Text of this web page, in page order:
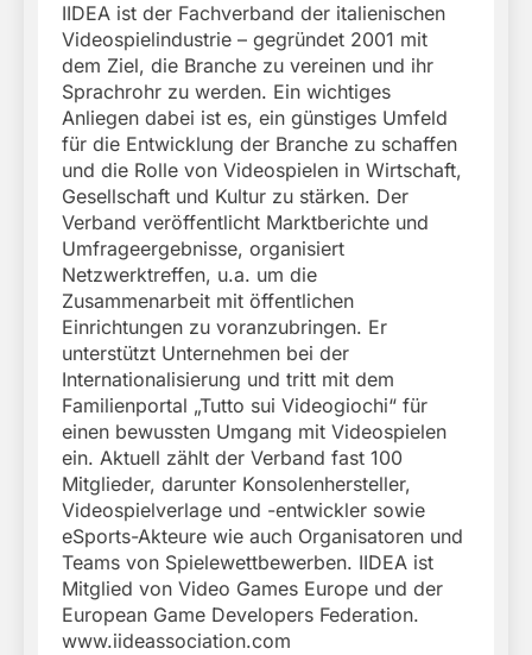
IIDEA ist der Fachverband der italienischen
Videospielindustrie – gegründet 2001 mit
dem Ziel, die Branche zu vereinen und ihr
Sprachrohr zu werden. Ein wichtiges
Anliegen dabei ist es, ein günstiges Umfeld
für die Entwicklung der Branche zu schaffen
und die Rolle von Videospielen in Wirtschaft,
Gesellschaft und Kultur zu stärken. Der
Verband veröffentlicht Marktberichte und
Umfrageergebnisse, organisiert
Netzwerktreffen, u.a. um die
Zusammenarbeit mit öffentlichen
Einrichtungen zu voranzubringen. Er
unterstützt Unternehmen bei der
Internationalisierung und tritt mit dem
Familienportal „Tutto sui Videogiochi“ für
einen bewussten Umgang mit Videospielen
ein. Aktuell zählt der Verband fast 100
Mitglieder, darunter Konsolenhersteller,
Videospielverlage und -entwickler sowie
eSports-Akteure wie auch Organisatoren und
Teams von Spielewettbewerben. IIDEA ist
Mitglied von Video Games Europe und der
European Game Developers Federation.
www.iideassociation.com